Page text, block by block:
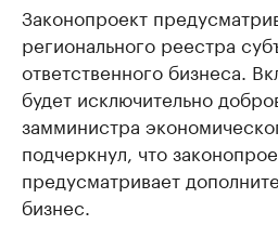
Законопроект
регионального реестра
ответственного бизнеса.
будет исключительно
замминистра
подчеркнул, что
предусматривает
бизнес.